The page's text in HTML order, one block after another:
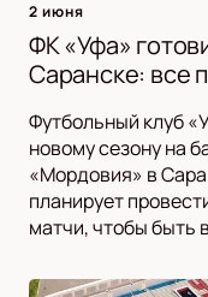
2 июня
ФК «Уфа»
Саранске: все
Футбольный клуб
новому сезону на
«Мордовия» в
планирует
матчи, чтобы быть